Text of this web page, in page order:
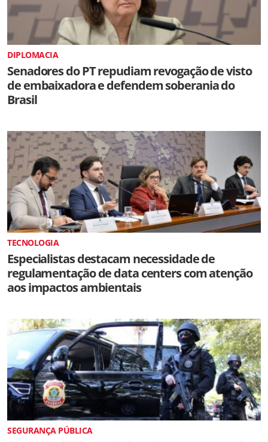
DIPLOMACIA
Senadores do PT repudiam revogação de visto
de embaixadora e defendem soberania do
Brasil
TECNOLOGIA
Especialistas destacam necessidade de
regulamentação de data centers com atenção
aos impactos ambientais
SEGURANÇA PÚBLICA